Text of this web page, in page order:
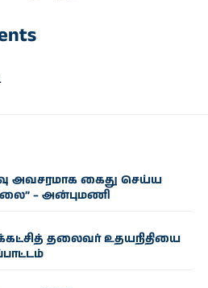
அவசரமாக கைது செய்ய
– அன்புமணி
தலைவர் உதயநிதியை